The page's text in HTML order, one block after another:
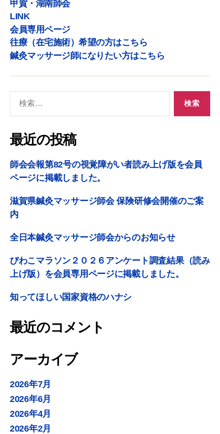
甲賀・湖南師会
LINK
会員専用ページ
往療（在宅施術）希望の方はこちら
鍼灸マッサージ師になりたい方はこちら
最近の投稿
師会会報第82号の視覚障がい者読み上げ版を会員
ページに掲載しました。
滋賀県鍼灸マッサージ師会 保険研修会開催のご案
内
全日本鍼灸マッサージ師会からのお知らせ
びわこマラソン２０２６アンケート調査結果（読み
上げ版）を会員専用ページに掲載しました。
知ってほしい国家資格のハナシ
最近のコメント
アーカイブ
2026年7月
2026年6月
2026年4月
2026年2月